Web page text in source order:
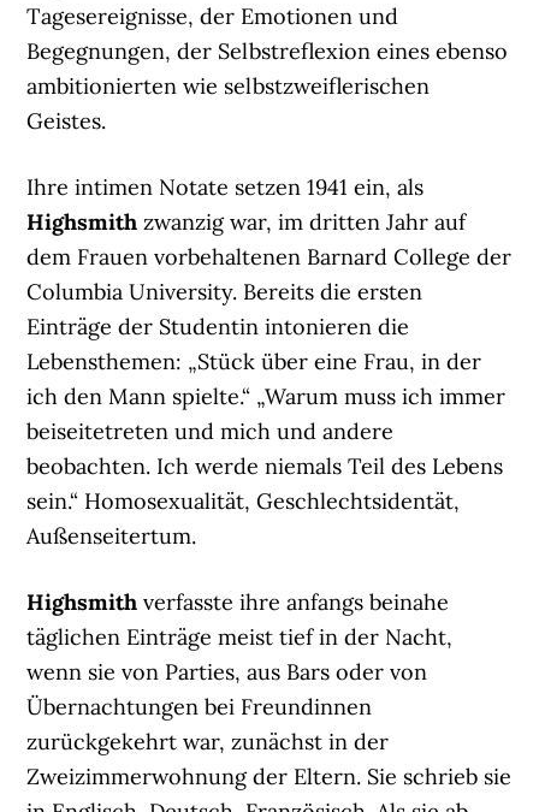
Tagesereignisse, der Emotionen und
Begegnungen, der Selbstreflexion eines ebenso
ambitionierten wie selbstzweiflerischen
Geistes.
Ihre intimen Notate setzen 1941 ein, als
Highsmith zwanzig war, im dritten Jahr auf
dem Frauen vorbehaltenen Barnard College der
Columbia University. Bereits die ersten
Einträge der Studentin intonieren die
Lebensthemen: „Stück über eine Frau, in der
ich den Mann spielte.“ „Warum muss ich immer
beiseitetreten und mich und andere
beobachten. Ich werde niemals Teil des Lebens
sein.“ Homosexualität, Geschlechtsidentät,
Außenseitertum.
Highsmith verfasste ihre anfangs beinahe
täglichen Einträge meist tief in der Nacht,
wenn sie von Parties, aus Bars oder von
Übernachtungen bei Freundinnen
zurückgekehrt war, zunächst in der
Zweizimmerwohnung der Eltern. Sie schrieb sie